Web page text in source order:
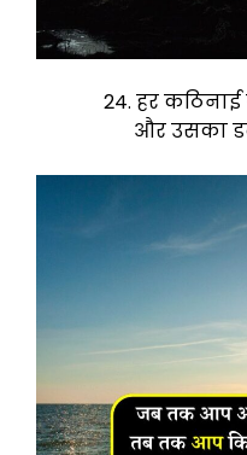
24. हर
और उसका